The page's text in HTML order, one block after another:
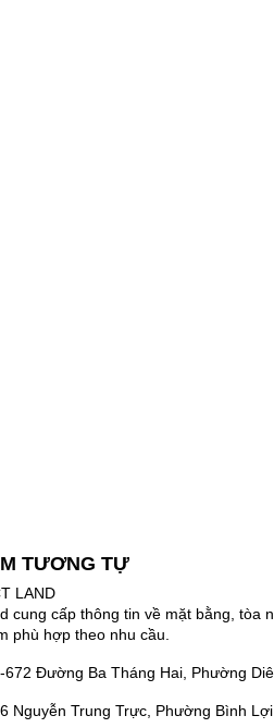
TƯƠNG TỰ
LAND
cung cấp thông tin về mặt bằng, tòa
phù hợp theo nhu cầu.
672 Đường Ba Tháng Hai, Phường
Nguyễn Trung Trực, Phường Bình